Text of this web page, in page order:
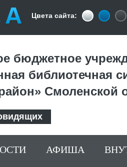
Цвета сайта:
бюджетное
библиотечная
Смоленской
АФИША